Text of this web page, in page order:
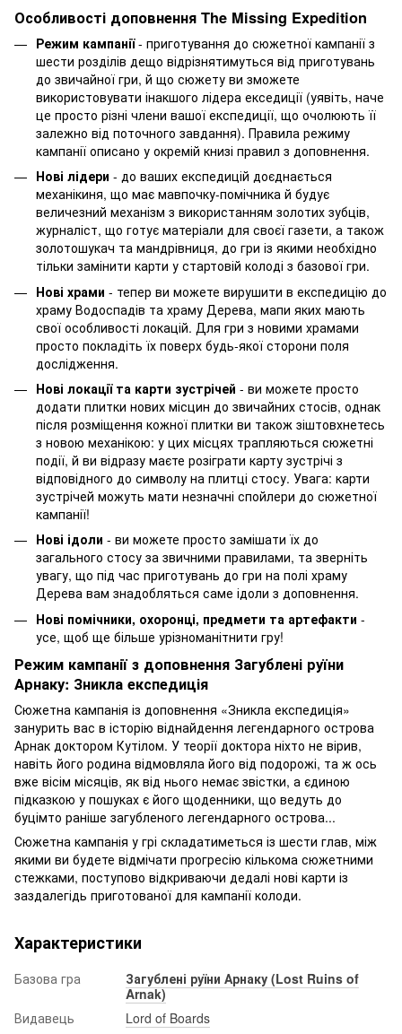
Особливості доповнення The Missing Expedition
Режим кампанії- приготування до сюжетної кампанії з
шести розділів дещо відрізнятимуться від приготувань
до звичайної гри, й що сюжету ви зможете
використовувати інакшого лідера екседиції (уявіть, наче
це просто різні члени вашої експедиції, що очолюють її
залежно від поточного завдання). Правила режиму
кампанії описано у окремій книзі правил з доповнення.
Нові лідери - до ваших експедицій доєднається
механікиня, що має мавпочку-помічника й будує
величезний механізм з використанням золотих зубців,
журналіст, що готує матеріали для своєї газети, а також
золотошукач та мандрівниця, до гри із якими необхідно
тільки замінити карти у стартовій колоді з базової гри.
Нові храми - тепер ви можете вирушити в експедицію до
храму Водоспадів та храму Дерева, мапи яких мають
свої особливості локацій. Для гри з новими храмами
просто покладіть їх поверх будь-якої сторони поля
дослідження.
Нові локації та карти зустрічей - ви можете просто
додати плитки нових місцин до звичайних стосів, однак
після розміщення кожної плитки ви також зіштовхнетесь
з новою механікою: у цих місцях трапляються сюжетні
події, й ви відразу маєте розіграти карту зустрічі з
відповідного до символу на плитці стосу. Увага: карти
зустрічей можуть мати незначні спойлери до сюжетної
кампанії!
Нові ідоли - ви можете просто замішати їх до
загального стосу за звичними правилами, та зверніть
увагу, що під час приготувань до гри на полі храму
Дерева вам знадобляться саме ідоли з доповнення.
Нові помічники, охоронці, предмети та артефакти -
усе, щоб ще більше урізноманітнити гру!
Режим кампанії з доповнення Загублені руїни
Арнаку: Зникла експедиція
Сюжетна кампанія із доповнення «Зникла експедиція»
занурить вас в історію віднайдення легендарного острова
Арнак доктором Кутілом. У теорії доктора ніхто не вірив,
навіть його родина відмовляла його від подорожі, та ж ось
вже вісім місяців, як від нього немає звістки, а єдиною
підказкою у пошуках є його щоденники, що ведуть до
буцімто раніше загубленого легендарного острова...
Сюжетна кампанія у грі складатиметься із шести глав, між
якими ви будете відмічати прогресію кількома сюжетними
стежками, поступово відкриваючи дедалі нові карти із
заздалегідь приготованої для кампанії колоди.
Характеристики
Базова гра
Загублені руїни Арнаку (Lost Ruins of
Arnak)
Видавець
Lord of Boards